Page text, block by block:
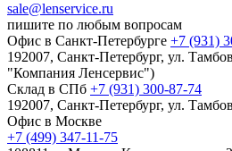
sale@lenservice.ru
пишите по любым вопросам
Офис в Санкт-Петербурге +7 (931)
192007, Санкт-Петербург, ул.
"Компания Ленсервис")
Склад в СПб +7 (931) 300-87-74
192007, Санкт-Петербург, ул.
Офис в Москве
+7 (499) 347-11-75